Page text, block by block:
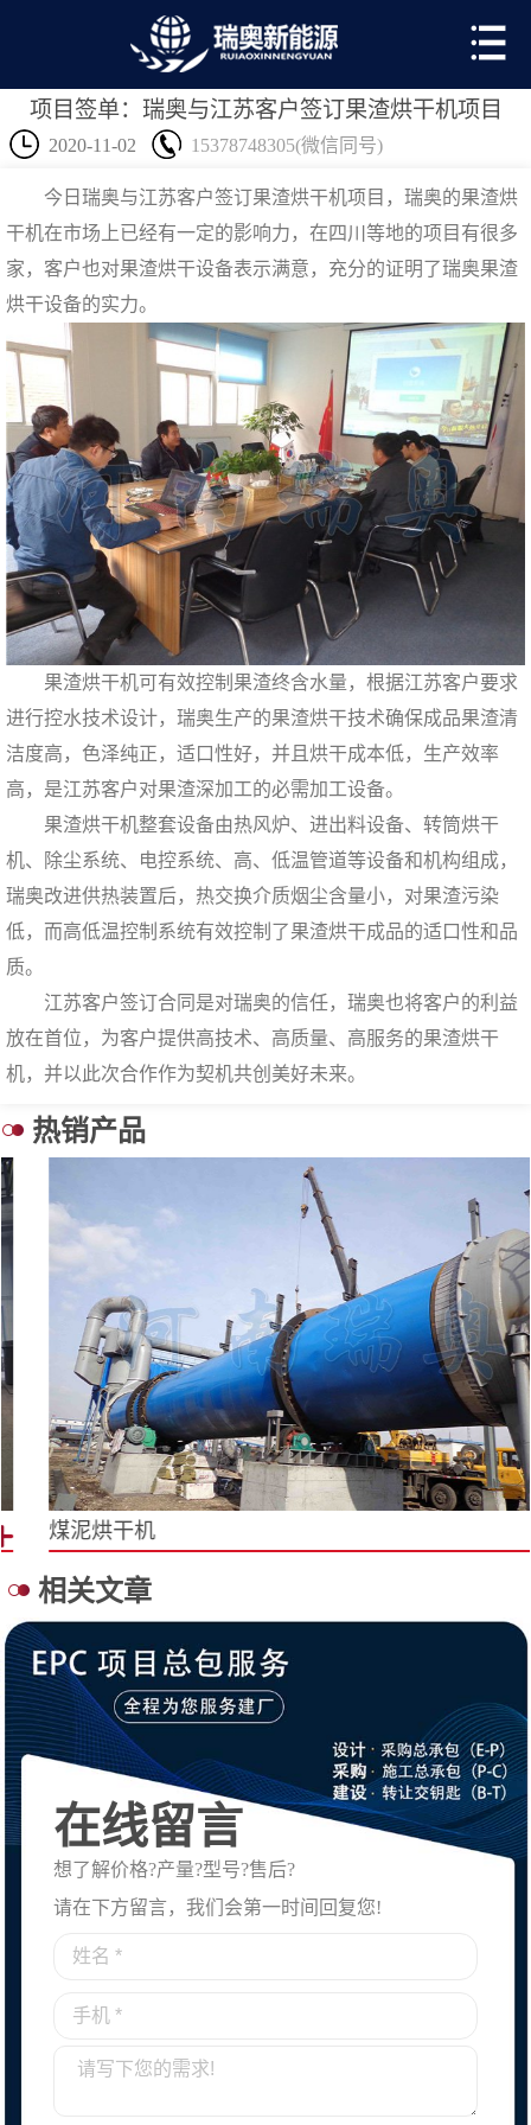
项目签单：瑞奥与江苏客户签订果渣烘干机项目
2020-11-02 15378748305(微信同号)
今日瑞奥与江苏客户签订果渣烘干机项目，瑞奥的果渣烘
干机在市场上已经有一定的影响力，在四川等地的项目有很多
家，客户也对果渣烘干设备表示满意，充分的证明了瑞奥果渣
烘干设备的实力。
果渣烘干机可有效控制果渣终含水量，根据江苏客户要求
进行控水技术设计，瑞奥生产的果渣烘干技术确保成品果渣清
洁度高，色泽纯正，适口性好，并且烘干成本低，生产效率
高，是江苏客户对果渣深加工的必需加工设备。
果渣烘干机整套设备由热风炉、进出料设备、转筒烘干
机、除尘系统、电控系统、高、低温管道等设备和机构组成，
瑞奥改进供热装置后，热交换介质烟尘含量小，对果渣污染
低，而高低温控制系统有效控制了果渣烘干成品的适口性和品
质。
江苏客户签订合同是对瑞奥的信任，瑞奥也将客户的利益
放在首位，为客户提供高技术、高质量、高服务的果渣烘干
机，并以此次合作作为契机共创美好未来。
热销产品
煤泥烘干机
相关文章
在线留言
想了解价格?产量?型号?售后?
请在下方留言，我们会第一时间回复您!